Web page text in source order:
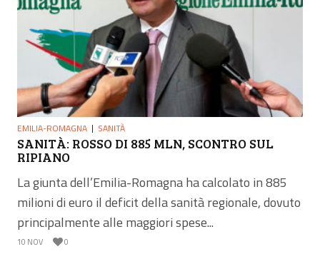
EMILIA-ROMAGNA SANITÀ
SANITÀ: ROSSO DI 885 MLN, SCONTRO SUL
RIPIANO
La giunta dell’Emilia-Romagna ha calcolato in 885
milioni di euro il deficit della sanità regionale, dovuto
principalmente alle maggiori spese...
10 NOV 0